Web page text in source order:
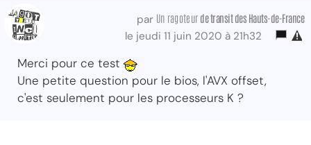
par Un ragoteur de transit des Hauts-de-France
le jeudi 11 juin 2020 à 21h32
Merci pour ce test
Une petite question pour le bios, l'AVX offset,
c'est seulement pour les processeurs K ?